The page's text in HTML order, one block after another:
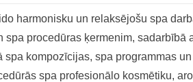
harmonisku un relaksējošu spa
spa procedūras ķermenim, sadarbībā
spa kompozīcijas, spa programmas
spa profesionālo kosmētiku,